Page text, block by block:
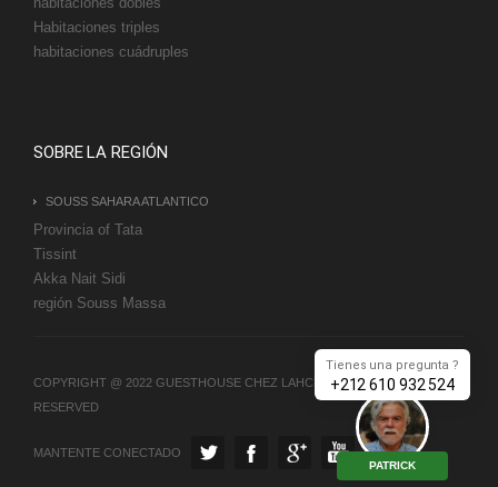
Habitaciones triples
habitaciones cuádruples
SOBRE LA REGIÓN
SOUSS SAHARA ATLANTICO
Provincia of Tata
Tissint
Akka Nait Sidi
región Souss Massa
COPYRIGHT @ 2022 GUESTHOUSE CHEZ LAHCEN. ALL RIGHT
RESERVED
MANTENTE CONECTADO
Tienes una pregunta ?
+212 610 932 524
PATRICK